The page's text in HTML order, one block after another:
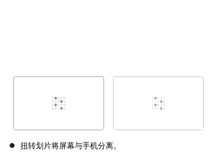
扭转划片将屏幕与手机分离。